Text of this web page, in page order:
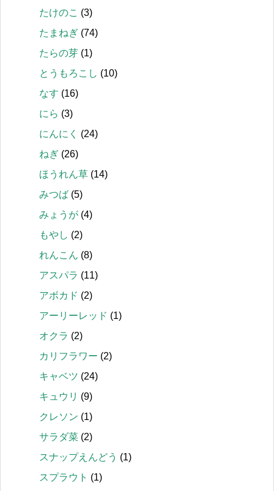
たけのこ (3)
たまねぎ (74)
たらの芽 (1)
とうもろこし (10)
なす (16)
にら (3)
にんにく
(24)
ねぎ (26)
ほうれん草 (14)
みつば (5)
みょうが (4)
もやし (2)
れんこん (8)
アスパラ (11)
アボカド (2)
アーリーレッド (1)
オクラ (2)
カリフラワー (2)
キャベツ (24)
キュウリ (9)
クレソン (1)
サラダ菜 (2)
スナップえんどう (1)
スプラウト (1)